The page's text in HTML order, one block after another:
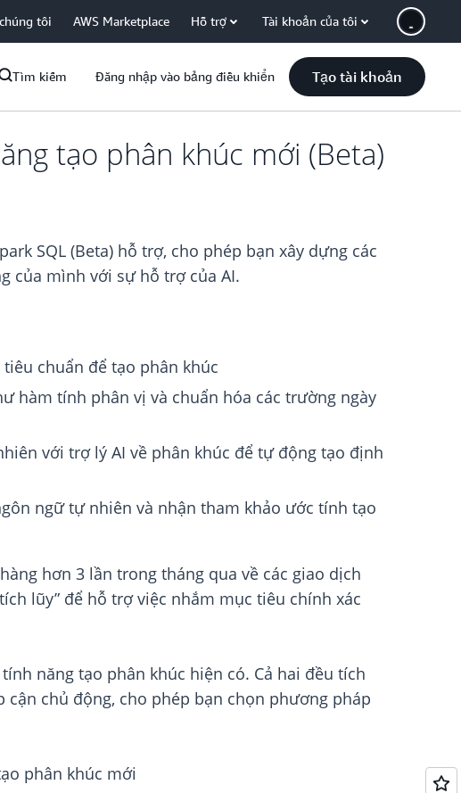
tôi AWS Marketplace Hỗ trợ Tài khoản của tôi
Tìm kiếm Đăng nhập vào bảng điều khiển Tạo tài khoản
tạo phân khúc mới (Beta)
SQL (Beta) hỗ trợ, cho phép bạn xây dựng các
của mình với sự hỗ trợ của AI.
chuẩn để tạo phân khúc
hàm tính phân vị và chuẩn hóa các trường ngày
với trợ lý AI về phân khúc để tự động tạo định
ngữ tự nhiên và nhận tham khảo ước tính tạo
hơn 3 lần trong tháng qua về các giao dịch
lũy” để hỗ trợ việc nhắm mục tiêu chính xác
năng tạo phân khúc hiện có. Cả hai đều tích
chủ động, cho phép bạn chọn phương pháp
phân khúc mới